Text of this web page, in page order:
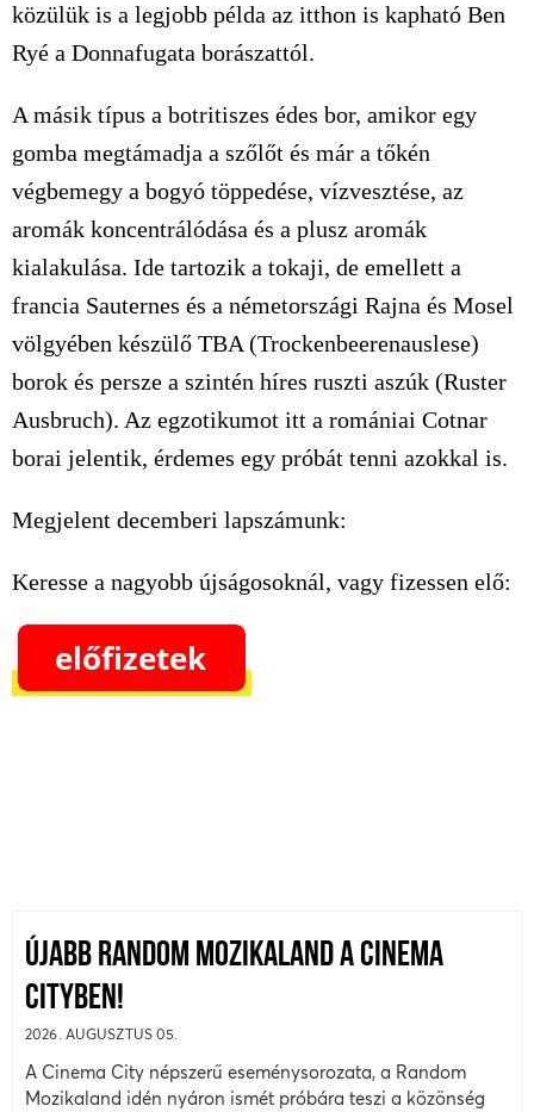
közülük is a legjobb példa az itthon is kapható Ben
Ryé a Donnafugata borászattól.
A másik típus a botritiszes édes bor, amikor egy
gomba megtámadja a szőlőt és már a tőkén
végbemegy a bogyó töppedése, vízvesztése, az
aromák koncentrálódása és a plusz aromák
kialakulása. Ide tartozik a tokaji, de emellett a
francia Sauternes és a németországi Rajna és Mosel
völgyében készülő TBA (Trockenbeerenauslese)
borok és persze a szintén híres ruszti aszúk (Ruster
Ausbruch). Az egzotikumot itt a romániai Cotnar
borai jelentik, érdemes egy próbát tenni azokkal is.
Megjelent decemberi lapszámunk:
Keresse a nagyobb újságosoknál, vagy fizessen elő:
ÚJABB RANDOM MOZIKALAND A CINEMA
CITYBEN!
2026. AUGUSZTUS 05.
A Cinema City népszerű eseménysorozata, a Random
Mozikaland idén nyáron ismét próbára teszi a közönség